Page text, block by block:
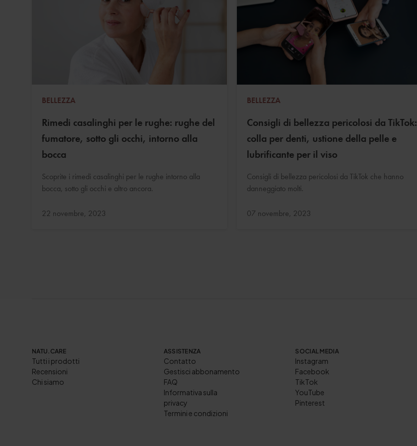
BELLEZZA
Rimedi casalinghi per le rughe: rughe del
fumatore, sotto gli occhi, intorno alla
bocca
Scoprite i rimedi casalinghi per le rughe intorno alla
bocca, sotto gli occhi e altro ancora.
Aggiornato:
22 novembre, 2023
BELLEZZA
Consigli di bellezza pericolosi da TikTok:
colla per denti, ustione della pelle e
lubrificante per il viso
Consigli di bellezza pericolosi da TikTok che hanno
danneggiato molti.
Aggiornato:
07 novembre, 2023
NATU.CARE
Tutti i prodotti
Recensioni
Chi siamo
ASSISTENZA
Contatto
Gestisci abbonamento
FAQ
Informativa sulla
privacy
Termini e condizioni
SOCIAL MEDIA
Instagram
Facebook
TikTok
YouTube
Pinterest